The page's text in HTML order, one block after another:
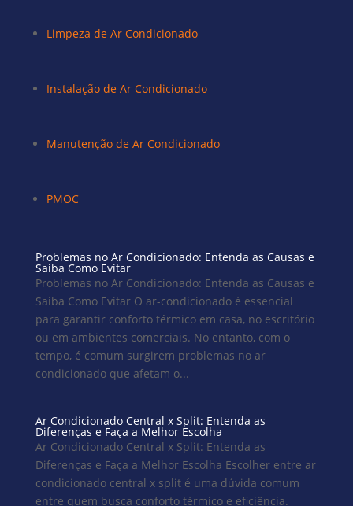
Limpeza de Ar Condicionado
Instalação de Ar Condicionado
Manutenção de Ar Condicionado
PMOC
Problemas no Ar Condicionado: Entenda as Causas e
Saiba Como Evitar
Problemas no Ar Condicionado: Entenda as Causas e
Saiba Como Evitar O ar-condicionado é essencial
para garantir conforto térmico em casa, no escritório
ou em ambientes comerciais. No entanto, com o
tempo, é comum surgirem problemas no ar
condicionado que afetam o...
Ar Condicionado Central x Split: Entenda as
Diferenças e Faça a Melhor Escolha
Ar Condicionado Central x Split: Entenda as
Diferenças e Faça a Melhor Escolha Escolher entre ar
condicionado central x split é uma dúvida comum
entre quem busca conforto térmico e eficiência.